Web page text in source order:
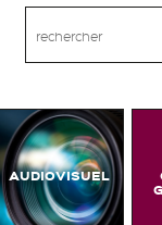
AUDIOVISUEL